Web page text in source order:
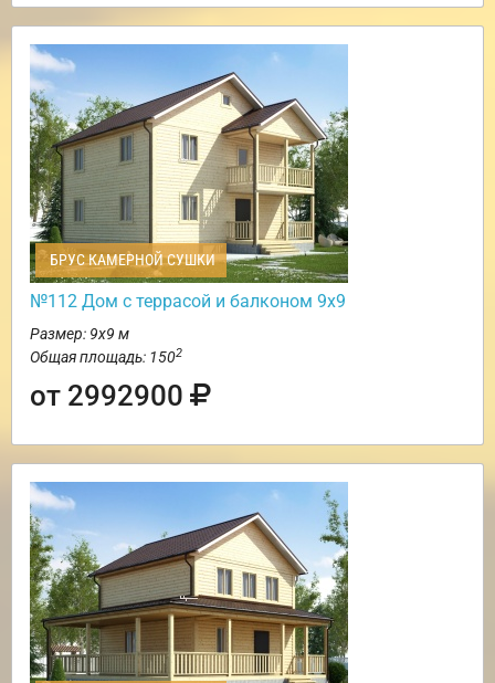
БРУС КАМЕРНОЙ СУШКИ
№112 Дом с террасой и балконом 9х9
Размер: 9х9 м
Общая площадь: 1502
от 2992900